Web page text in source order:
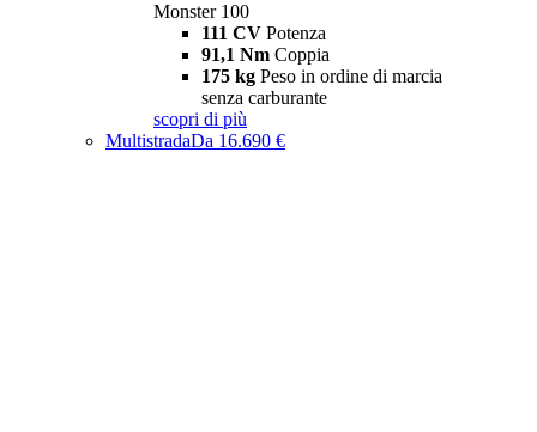
Monster 100
111 CV Potenza
91,1 Nm Coppia
175 kg Peso in ordine di marcia
senza carburante
scopri di più
MultistradaDa 16.690 €